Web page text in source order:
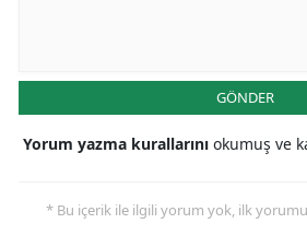
GÖNDER
Yorum yazma kurallarını okumuş ve
* Bu içerik ile ilgili yorum yok, ilk yorumu